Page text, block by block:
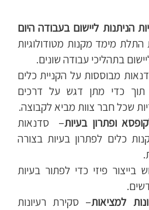
הניתנות ליישום בעבודה היום
התלת מימד מקנות מטודולוגיות
בתהליכי עבודה שונים.
מבוססות על הקניית כלים
תוך כדי מתן דגש על דרכים
שכל חבר צוות מביא לקבוצה.
ופתרון בעיות– סדנאות
כלים לפתרון בעיות בצורה
בייצור פיזי כדי לפתור בעיות
למציאות– סקירת רעיונות